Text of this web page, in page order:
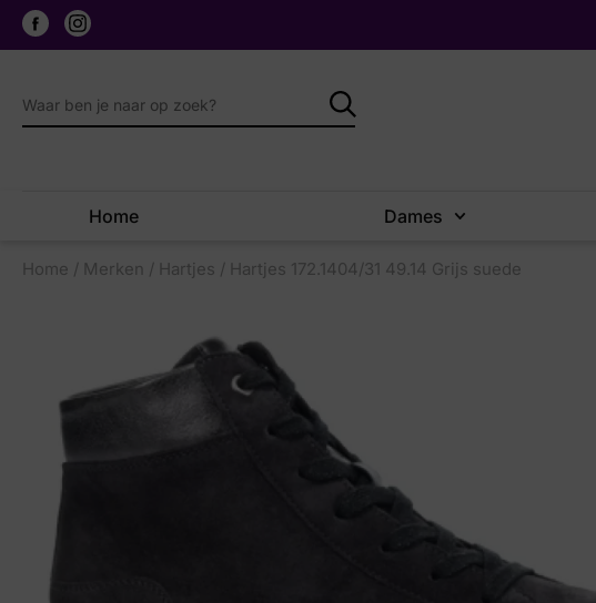
Home Dames
Home / Merken / Hartjes / Hartjes 172.1404/31 49.14 Grijs suede